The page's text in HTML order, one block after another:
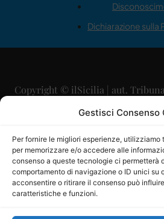
Gestisci Consenso
Per fornire le migliori esperienze,
per memorizzare e/o accedere alle
consenso a queste tecnologie ci permetterà
comportamento di navigazione o ID unici su
acconsentire o ritirare il consenso può
caratteristiche e funzioni.
Dichiarazione sulla
Copyright © ilSicilia | aut.
29/09/2015
Direttore Editoriale:
Direttore Responsabile: